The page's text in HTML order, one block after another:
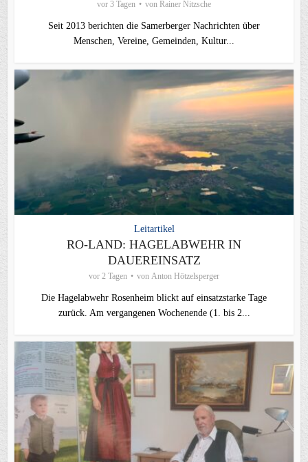
vor 3 Tagen von Rainer Nitzsche
Seit 2013 berichten die Samerberger Nachrichten über
Menschen, Vereine, Gemeinden, Kultur...
Leitartikel
RO-LAND: HAGELABWEHR IN
DAUEREINSATZ
vor 2 Tagen von Anton Hötzelsperger
Die Hagelabwehr Rosenheim blickt auf einsatzstarke Tage
zurück. Am vergangenen Wochenende (1. bis 2...